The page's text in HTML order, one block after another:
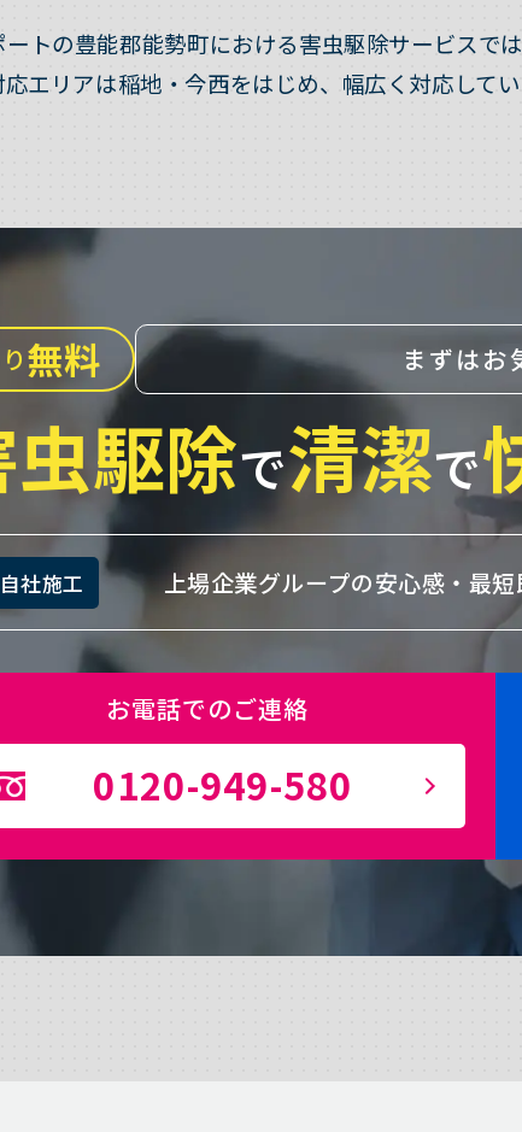
ートの豊能郡能勢町における害虫駆除サービスで
エリアは稲地・今西をはじめ、幅広く対応して
無料 まずはお
虫駆除で清潔で
自社施工 上場企業グループの安心感・ 最
お電話でのご連絡
0120-949-580